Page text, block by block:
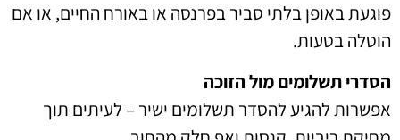
פוגעת באופן בלתי סביר בפרנסה או באורח החיים, או אם
הוטלה בטעות.
הסדרי תשלומים מול הזוכה
אפשרות להגיע להסדר תשלומים ישיר – לעיתים תוך